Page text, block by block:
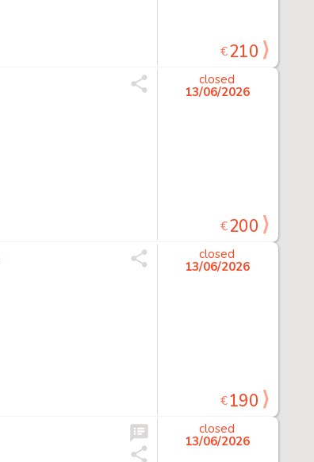
€210
closed
13/06/2026
€200
closed
13/06/2026
€190
closed
13/06/2026